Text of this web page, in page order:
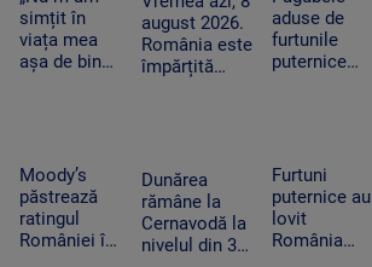
ripostează
cu măsuri
similare
adevăratul
Baloo
Pacient era
un copil de
nici 2 ani
simțit în
viața mea
așa de bine”
Well. „100
din 10”
pentru
artistul
august 2026.
România este
împărțită
aduse de
furtunile
puternice
„Oamenii au
încercat să
se ascundă”
Moody’s
păstrează
ratingul
României în
Dunărea
rămâne la
Cernavodă la
nivelul din 3
Furtuni
puternice au
lovit
România